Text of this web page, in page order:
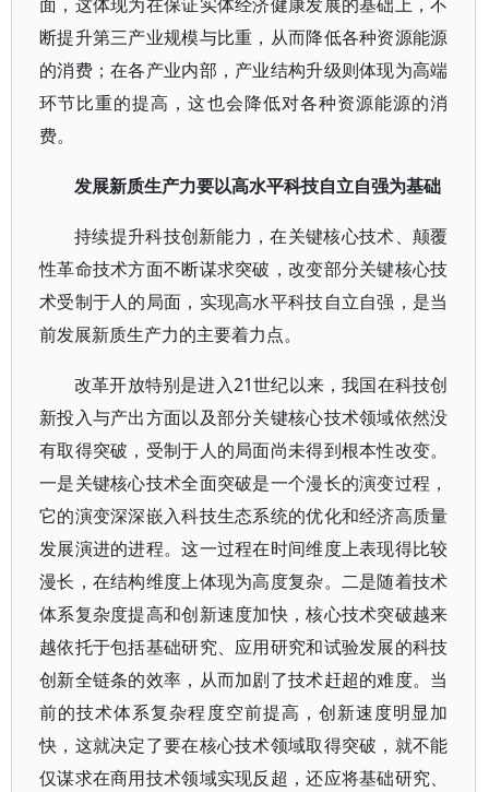
断提升第三产业规模与比重，从而降低各种资源能源
的消费；在各产业内部，产业结构升级则体现为高端
环节比重的提高，这也会降低对各种资源能源的消
费。
发展新质生产力要以高水平科技自立自强为基础
持续提升科技创新能力，在关键核心技术、颠覆
性革命技术方面不断谋求突破，改变部分关键核心技
术受制于人的局面，实现高水平科技自立自强，是当
前发展新质生产力的主要着力点。
改革开放特别是进入21世纪以来，我国在科技创
新投入与产出方面以及部分关键核心技术领域依然没
有取得突破，受制于人的局面尚未得到根本性改变。
一是关键核心技术全面突破是一个漫长的演变过程，
它的演变深深嵌入科技生态系统的优化和经济高质量
发展演进的进程。这一过程在时间维度上表现得比较
漫长，在结构维度上体现为高度复杂。二是随着技术
体系复杂度提高和创新速度加快，核心技术突破越来
越依托于包括基础研究、应用研究和试验发展的科技
创新全链条的效率，从而加剧了技术赶超的难度。当
前的技术体系复杂程度空前提高，创新速度明显加
快，这就决定了要在核心技术领域取得突破，就不能
仅谋求在商用技术领域实现反超，还应将基础研究、